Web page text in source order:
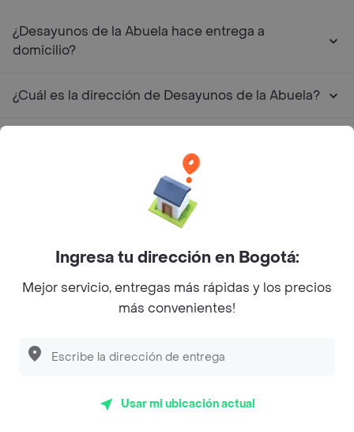
¿Desayunos de la Abuela hace entrega a
domicilio?
¿Cuál es la dirección de Desayunos de la Abuela?
¿Cuáles son las promociones de Desayunos de la
Restaurantes similares a Desayunos de la Abuela -
Philippe
Ingresa tu dirección en Bogotá:
Mejor servicio, entregas más rápidas y los precios
más convenientes!
Usar mi ubicación actual